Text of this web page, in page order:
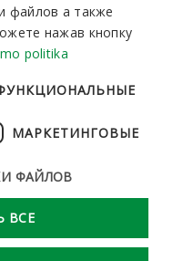
Настройки куки файлов
файлов а также
нажав кнопку
politika
МАРКЕТИНГОВЫЕ
ФАЙЛОВ
ВСЕ